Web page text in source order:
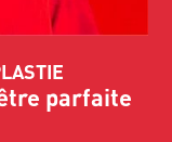
parfaite